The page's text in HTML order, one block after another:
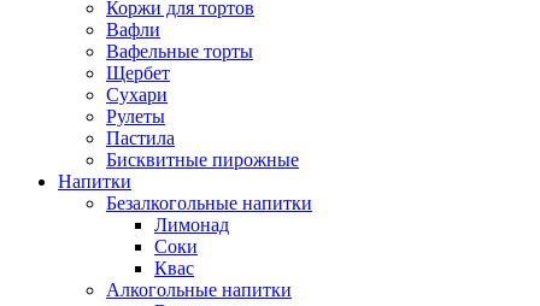
Коржи для тортов
Вафли
Вафельные торты
Щербет
Сухари
Рулеты
Пастила
Бисквитные пирожные
Напитки
Безалкогольные напитки
Лимонад
Соки
Квас
Алкогольные напитки